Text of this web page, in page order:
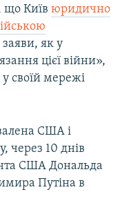
що Київ юридично
заяви, як у
цієї війни»,
своїй мережі
США і
через 10 днів
США Дональда
Путіна в